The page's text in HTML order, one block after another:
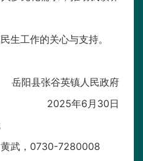
工作的关心与支持。
岳阳县张谷英镇人民政府
2025年6月30日
武，0730-7280008